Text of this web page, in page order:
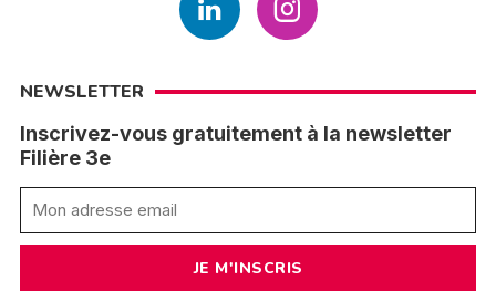
NEWSLETTER
Inscrivez-vous gratuitement à la newsletter
Filière 3e